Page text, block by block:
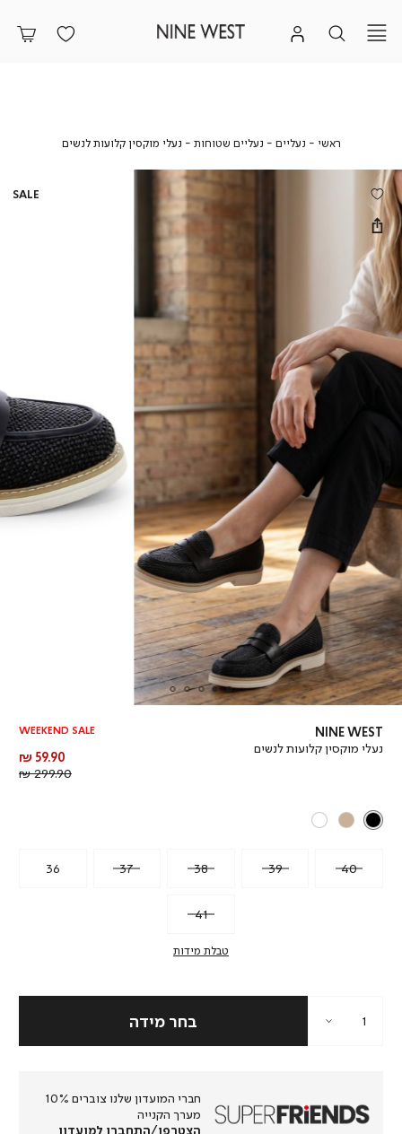
ראשי ראשי
נעליים נעליים
נעליים שטוחות נעליים
נעלי מוקסין קלועות לנשיםנעלי
NINE WEST
נעלי מוקסין קלועות לנשים
WEEKEND SALE
מחיר
מוצר
59.90 ₪
299.90 ₪
36 37 38 39 40
41
טבלת מידות
חברי המועדון שלנו צוברים 10%
מערך הקנייה
הצטרפו/התחברו למועדון
SALE